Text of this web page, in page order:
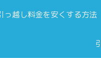
っ越し料金を安くする方法